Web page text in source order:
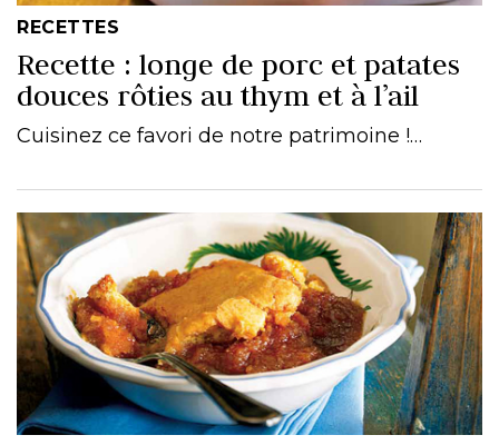
RECETTES
Recette : longe de porc et patates
douces rôties au thym et à l’ail
Cuisinez ce favori de notre patrimoine !…